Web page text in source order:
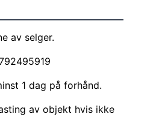
av selger.
1 dag på forhånd.
av objekt hvis ikke